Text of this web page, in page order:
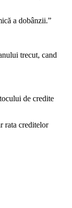
a dobânzii.”
trecut, cand
de credite
rata creditelor